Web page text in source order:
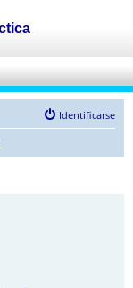
Identificarse